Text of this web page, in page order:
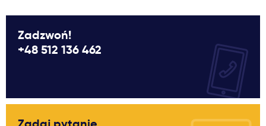
Zadzwoń!
+48 512 136 462